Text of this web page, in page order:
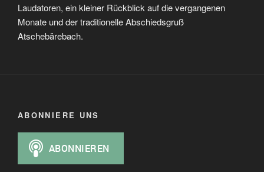
Laudatoren, ein kleiner Rückblick auf die vergangenen
Monate und der traditionelle Abschiedsgruß
Atschebärebach.
ABONNIERE UNS